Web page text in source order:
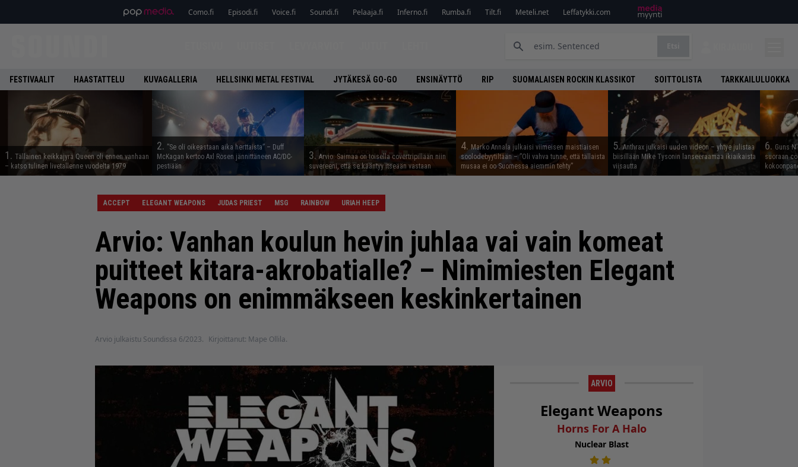
Como.fi Episodi.fi Voice.fi Soundi.fi Pelaaja.fi Inferno.fi Rumba.fi Tilt.fi Meteli.net Leffatykki.com
FESTIVAALIT HAASTATTELU KUVAGALLERIA HELLSINKI METAL FESTIVAL JYTÄKESÄ GO-GO ENSINÄYTTÖ RIP SUOMALAISEN ROCKIN KLASSIKOT SOITTOLISTA TARKKAILULUOKKA
1. Tällainen keikkajyrä Queen oli ennen vanhaan
– katso tulinen livetallenne vuodelta 1979
2. ”Se oli oikeastaan aika herttaista” – Duff
McKagan kertoo Axl Rosen jännittäneen AC/DC-
pestiään
3. Arvio: Saimaa on toisella covertripillään niin
suvereeni, että se kääntyy itseään vastaan
4. Marko Annala julkaisi viimeisen maistiaisen
soolodebyytiltään – ”Oli vahva tunne, että tällaista
musaa ei oo Suomessa aiemmin tehty”
5.Anthrax julkaisi uuden videon – yhtye julistaa
biisillään Mike Tysonin lanseeraamaa ikiaikaista
viisautta
6. Guns
suoraan
ACCEPT ELEGANT WEAPONS JUDAS PRIEST MSG RAINBOW URIAH HEEP
Arvio: Vanhan koulun hevin juhlaa vai vain komeat
puitteet kitara-akrobatialle? – Nimimiesten Elegant
Weapons on enimmäkseen keskinkertainen
Arvio julkaistu Soundissa 6/2023. Kirjoittanut: Mape Ollila.
ARVIO
Elegant Weapons
Horns For A Halo
Nuclear Blast